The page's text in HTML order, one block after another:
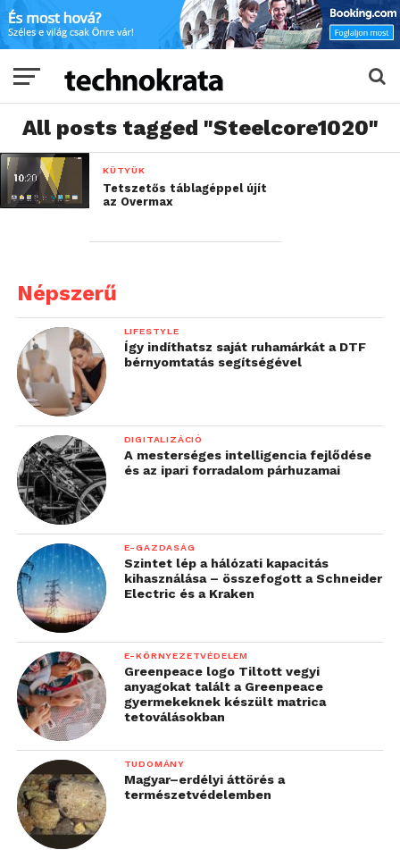
All posts tagged "Steelcore1020"
KÜTYÜK
Tetszetős táblagéppel újít
az Overmax
Népszerű
LIFESTYLE
Így indíthatsz saját ruhamárkát a DTF
bérnyomtatás segítségével
DIGITALIZÁCIÓ
A mesterséges intelligencia fejlődése
és az ipari forradalom párhuzamai
E-GAZDASÁG
Szintet lép a hálózati kapacitás
kihasználása – összefogott a Schneider
Electric és a Kraken
E-KÖRNYEZETVÉDELEM
Greenpeace logo Tiltott vegyi
anyagokat talált a Greenpeace
gyermekeknek készült matrica
tetoválásokban
TUDOMÁNY
Magyar–erdélyi áttörés a
természetvédelemben